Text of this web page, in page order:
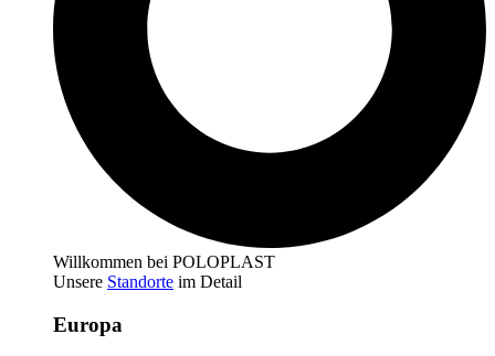
Willkommen bei POLOPLAST
Unsere Standorte im Detail
Europa